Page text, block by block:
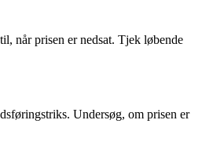
når prisen er nedsat. Tjek løbende
Undersøg, om prisen er